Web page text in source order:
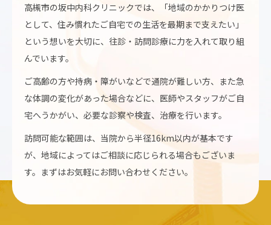
高槻市の坂中内科クリニックでは、「地域のかかりつけ医
として、住み慣れたご自宅での生活を最期まで支えたい」
という想いを大切に、往診・訪問診療に力を入れて取り組
んでいます。
ご高齢の方や持病・障がいなどで通院が難しい方、また急
な体調の変化があった場合などに、医師やスタッフがご自
宅へうかがい、必要な診察や検査、治療を行います。
訪問可能な範囲は、当院から半径16km以内が基本です
が、地域によってはご相談に応じられる場合もございま
す。まずはお気軽にお問い合わせください。